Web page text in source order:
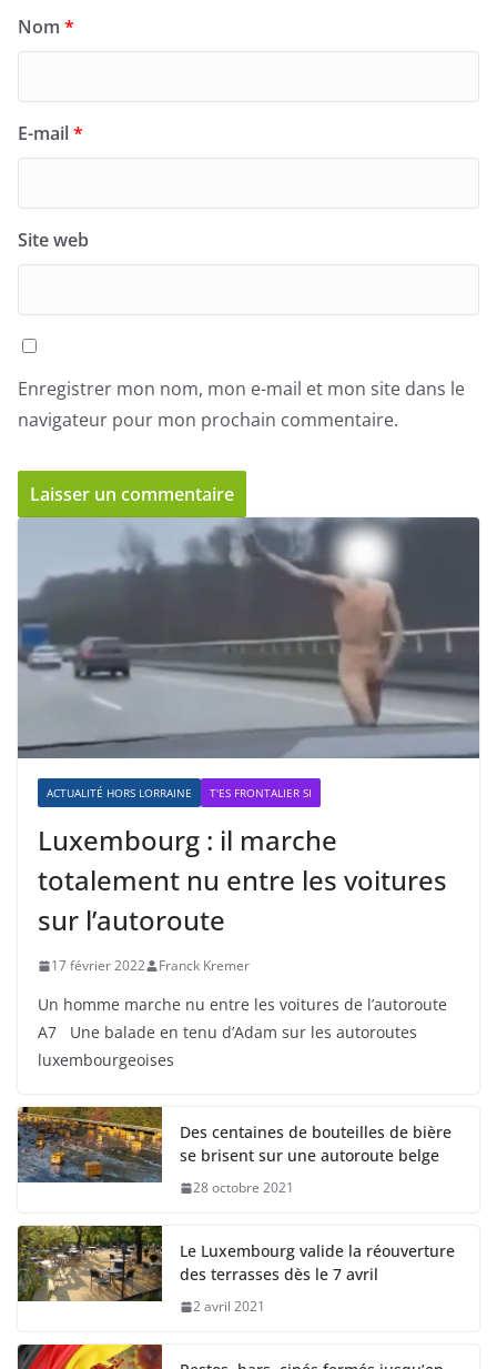
Nom *
E-mail*
Site web
Enregistrer mon nom, mon e-mail et mon site dans le
navigateur pour mon prochain commentaire.
ACTUALITÉ HORS LORRAINE T'ES FRONTALIER SI
Luxembourg : il marche
totalement nu entre les voitures
sur l’autoroute
17 février 2022 Franck Kremer
Un homme marche nu entre les voitures de l’autoroute
A7 Une balade en tenu d’Adam sur les autoroutes
luxembourgeoises
Des centaines de bouteilles de bière
se brisent sur une autoroute belge
28 octobre 2021
Le Luxembourg valide la réouverture
des terrasses dès le 7 avril
2 avril 2021